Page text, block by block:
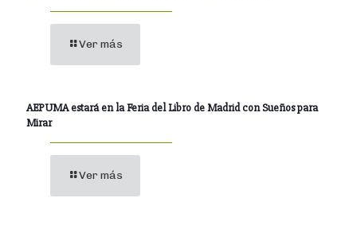
Ver más
AEPUMA estará en la Feria del Libro de Madrid con Sueños para
Mirar
Ver más